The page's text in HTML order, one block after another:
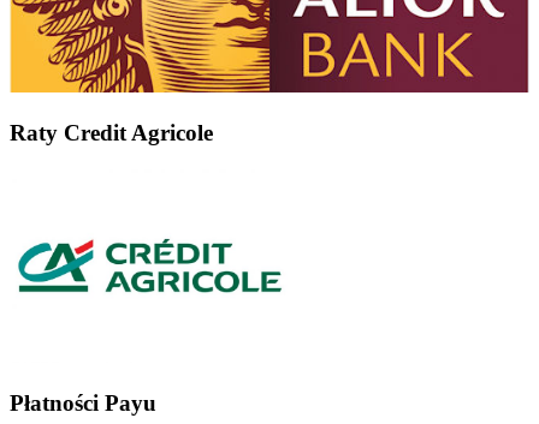
Raty Credit Agricole
Płatności Payu